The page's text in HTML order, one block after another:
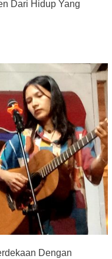
Dari Hidup Yang
Dengan